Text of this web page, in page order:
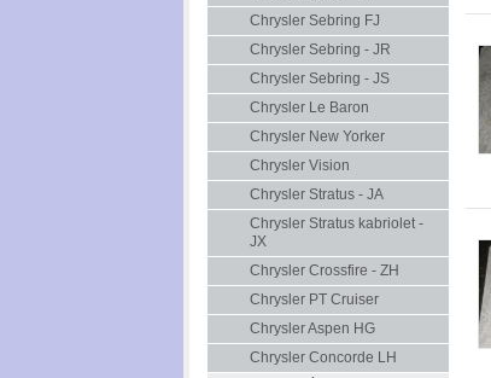
Chrysler Sebring FJ
Chrysler Sebring - JR
Chrysler Sebring - JS
Chrysler Le Baron
Chrysler New Yorker
Chrysler Vision
Chrysler Stratus - JA
Chrysler Stratus kabriolet -
JX
Chrysler Crossfire - ZH
Chrysler PT Cruiser
Chrysler Aspen HG
Chrysler Concorde LH